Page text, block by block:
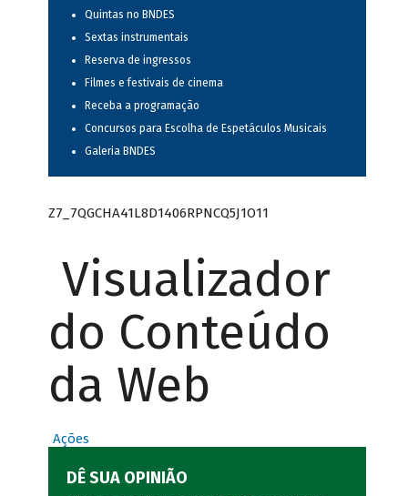
Quintas no BNDES
Sextas instrumentais
Reserva de ingressos
Filmes e festivais de cinema
Receba a programação
Concursos para Escolha de Espetáculos Musicais
Galeria BNDES
Z7_7QGCHA41L8D1406RPNCQ5J1O11
Visualizador
do Conteúdo
da Web
Ações
DÊ SUA OPINIÃO